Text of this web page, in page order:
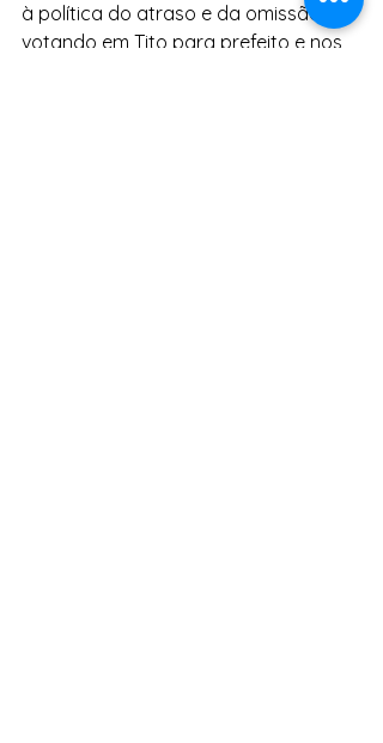
à política do atraso e da omissão,
votando em Tito para prefeito e nos